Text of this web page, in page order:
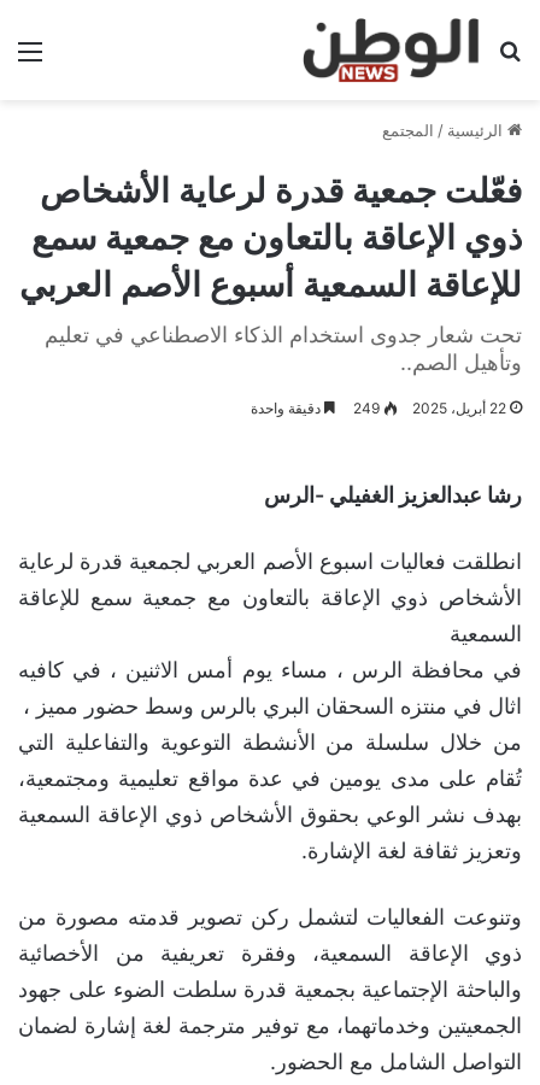
بحث عن
الرئيسية / المجتمع
فعّلت جمعية قدرة لرعاية الأشخاص
ذوي الإعاقة بالتعاون مع جمعية سمع
للإعاقة السمعية أسبوع الأصم العربي
تحت شعار ‏جدوى استخدام الذكاء الاصطناعي في تعليم
وتأهيل الصم..
22 أبريل، 2025 249 دقيقة واحدة
رشا عبدالعزيز الغفيلي -الرس
انطلقت فعاليات اسبوع الأصم العربي لجمعية قدرة لرعاية
الأشخاص ذوي الإعاقة بالتعاون مع جمعية سمع للإعاقة
السمعية
في محافظة الرس ، مساء يوم أمس الاثنين ، في كافيه
اثال في منتزه السحقان البري بالرس وسط حضور مميز ،
من خلال سلسلة من الأنشطة التوعوية والتفاعلية التي
تُقام على مدى يومين في عدة مواقع تعليمية ومجتمعية،
بهدف نشر الوعي بحقوق الأشخاص ذوي الإعاقة السمعية
وتعزيز ثقافة لغة الإشارة.
وتنوعت الفعاليات لتشمل ركن تصوير قدمته مصورة من
ذوي الإعاقة السمعية، وفقرة تعريفية من الأخصائية
والباحثة الإجتماعية بجمعية قدرة سلطت الضوء على جهود
الجمعيتين وخدماتهما، مع توفير مترجمة لغة إشارة لضمان
التواصل الشامل مع الحضور.